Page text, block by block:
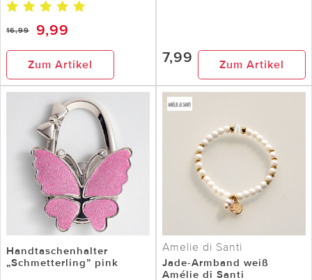
16,99 9,99
Zum Artikel 7,99 Zum Artikel
Handtaschenhalter
„Schmetterling” pink
Amelie di Santi
Jade-Armband weiß
Amélie di Santi